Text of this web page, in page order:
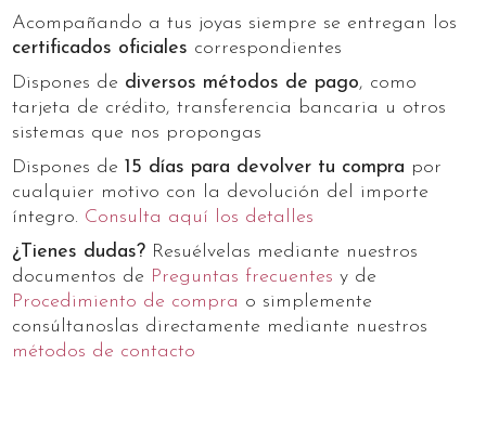
Acompañando a tus joyas siempre se entregan los
certificados oficiales correspondientes
Dispones de diversos métodos de pago, como
tarjeta de crédito, transferencia bancaria u otros
sistemas que nos propongas
Dispones de15 días para devolver tu compra por
cualquier motivo con la devolución del importe
íntegro. Consulta aquí los detalles
¿Tienes dudas? Resuélvelas mediante nuestros
documentos de Preguntas frecuentes y de
Procedimiento de compra o simplemente
consúltanoslas directamente mediante nuestros
métodos de contacto